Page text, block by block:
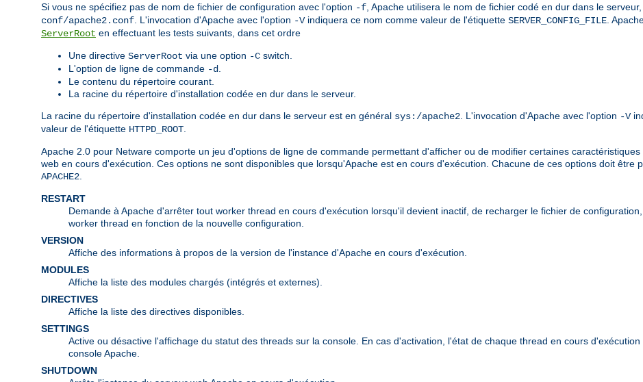
Si vous ne spécifiez pas de nom de fichier de configuration avec l'option -f , Apache utilisera le nom de fichier codé en dur dans le
conf/apache2.conf . L'invocation d'Apache avec l'option -Vindiquera ce nom comme valeur de l'étiquette SERVER_CONFIG_FILE .
ServerRoot en effectuant les tests suivants, dans cet ordre
Une directive ServerRoot via une option -C switch.
L'option de ligne de commande -d
Le contenu du répertoire courant.
La racine du répertoire d'installation codée en dur dans le serveur.
La racine du répertoire d'installation codée en dur dans le serveur est en général sys:/apache2 . L'invocation d'Apache avec l'option -V
valeur de l'étiquette HTTPD_ROOT
Apache 2.0 pour Netware comporte un jeu d'options de ligne de commande permettant d'afficher ou de modifier certaines
web en cours d'exécution. Ces options ne sont disponibles que lorsqu'Apache est en cours d'exécution. Chacune de ces options doit être
APACHE2
RESTART
Demande à Apache d'arrêter tout worker thread en cours d'exécution lorsqu'il devient inactif, de recharger le fichier de
worker thread en fonction de la nouvelle configuration.
VERSION
Affiche des informations à propos de la version de l'instance d'Apache en cours d'exécution.
MODULES
Affiche la liste des modules chargés (intégrés et externes).
DIRECTIVES
Affiche la liste des directives disponibles.
SETTINGS
Active ou désactive l'affichage du statut des threads sur la console. En cas d'activation, l'état de chaque thread en cours
console Apache.
SHUTDOWN